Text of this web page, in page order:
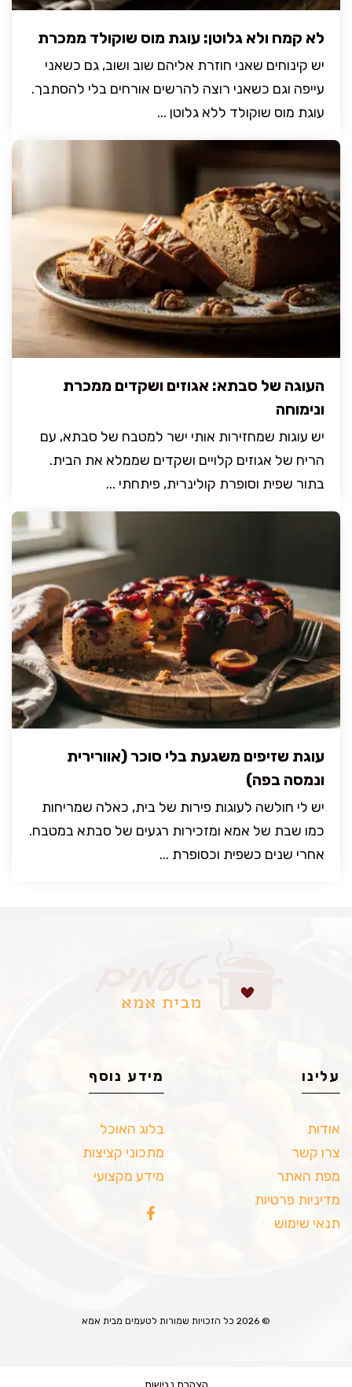
לא קמח ולא גלוטן: עוגת מוס שוקולד ממכרת
יש קינוחים שאני חוזרת אליהם שוב ושוב, גם כשאני
עייפה וגם כשאני רוצה להרשים אורחים בלי להסתבך.
עוגת מוס שוקולד ללא גלוטן ...
העוגה של סבתא: אגוזים ושקדים ממכרת
ונימוחה
יש עוגות שמחזירות אותי ישר למטבח של סבתא, עם
הריח של אגוזים קלויים ושקדים שממלא את הבית.
בתור שפית וסופרת קולינרית, פיתחתי ...
עוגת שזיפים משגעת בלי סוכר (אוורירית
ונמסה בפה)
יש לי חולשה לעוגות פירות של בית, כאלה שמריחות
כמו שבת של אמא ומזכירות רגעים של סבתא במטבח.
אחרי שנים כשפית וכסופרת ...
עלינו
אודות
צרו קשר
מפת האתר
מדיניות פרטיות
תנאי שימוש
מידע נוסף
בלוג האוכל
מתכוני קציצות
מידע מקצועי
© 2026 כל הזכויות שמורות לטעמים מבית אמא